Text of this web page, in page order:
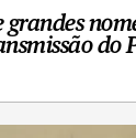
grandes
do